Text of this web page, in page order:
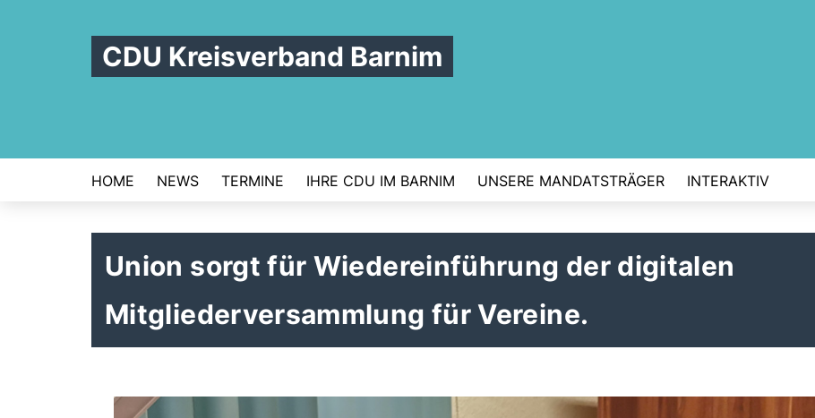
CDU Kreisverband Barnim
HOME NEWS TERMINE IHRE CDU IM BARNIM UNSERE MANDATSTRÄGER INTERAKTIV
Union sorgt für Wiedereinführung der digitalen
Mitgliederversammlung für Vereine.